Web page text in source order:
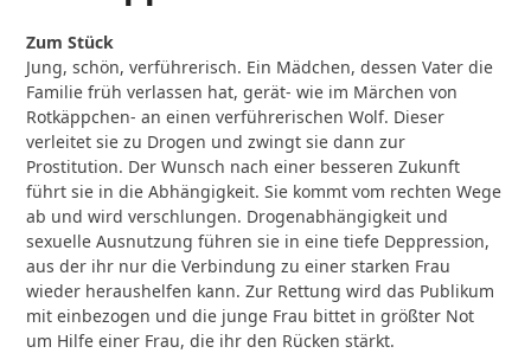
Zum Stück
Jung, schön, verführerisch. Ein Mädchen, dessen Vater die
Familie früh verlassen hat, gerät- wie im Märchen von
Rotkäppchen- an einen verführerischen Wolf. Dieser
verleitet sie zu Drogen und zwingt sie dann zur
Prostitution. Der Wunsch nach einer besseren Zukunft
führt sie in die Abhängigkeit. Sie kommt vom rechten Wege
ab und wird verschlungen. Drogenabhängigkeit und
sexuelle Ausnutzung führen sie in eine tiefe Deppression,
aus der ihr nur die Verbindung zu einer starken Frau
wieder heraushelfen kann. Zur Rettung wird das Publikum
mit einbezogen und die junge Frau bittet in größter Not
um Hilfe einer Frau, die ihr den Rücken stärkt.